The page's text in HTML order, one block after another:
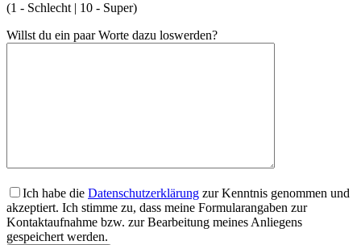
(1 - Schlecht | 10 - Super)
Willst du ein paar Worte dazu loswerden?
Ich habe die Datenschutzerklärung zur Kenntnis genommen und
akzeptiert. Ich stimme zu, dass meine Formularangaben zur
Kontaktaufnahme bzw. zur Bearbeitung meines Anliegens
gespeichert werden.